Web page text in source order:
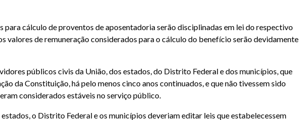
para cálculo de proventos de aposentadoria serão disciplinadas em lei do respectivo
valores de remuneração considerados para o cálculo do benefício serão devidamente
públicos civis da União, dos estados, do Distrito Federal e dos municípios, que
da Constituição, há pelo menos cinco anos continuados, e que não tivessem sido
considerados estáveis no serviço público.
o Distrito Federal e os municípios deveriam editar leis que estabelecessem